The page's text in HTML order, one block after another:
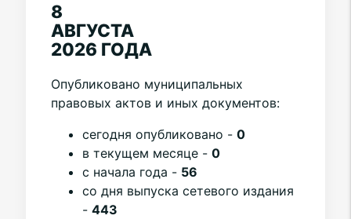
8
АВГУСТА
2026 ГОДА
Опубликовано муниципальных
правовых актов и иных документов:
cегодня опубликовано - 0
в текущем месяце - 0
с начала года - 56
со дня выпуска сетевого издания
- 443